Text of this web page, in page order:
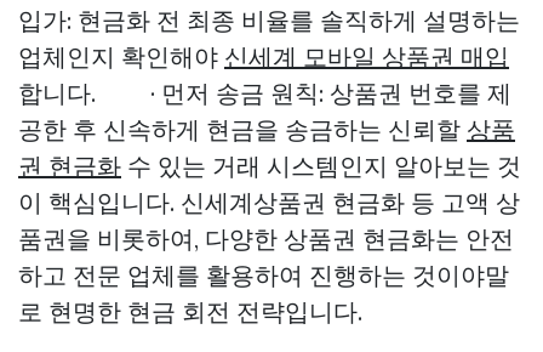
입가: 현금화 전 최종 비율를 솔직하게 설명하는
업체인지 확인해야 신세계 모바일 상품권 매입
합니다. · 먼저 송금 원칙: 상품권 번호를 제
공한 후 신속하게 현금을 송금하는 신뢰할 상품
권 현금화 수 있는 거래 시스템인지 알아보는 것
이 핵심입니다. 신세계상품권 현금화 등 고액 상
품권을 비롯하여, 다양한 상품권 현금화는 안전
하고 전문 업체를 활용하여 진행하는 것이야말
로 현명한 현금 회전 전략입니다.